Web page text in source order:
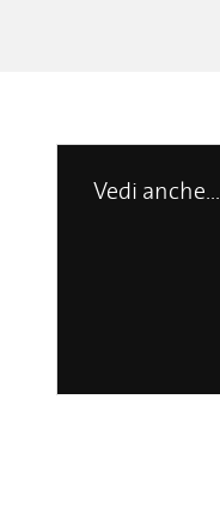
Vedi anche...